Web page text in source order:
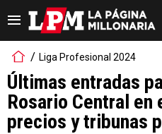
Liga Profesional 2024
Últimas entradas
Rosario Central en
precios y tribunas